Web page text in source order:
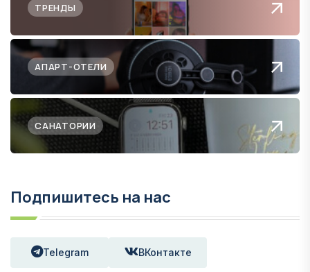
ТРЕНДЫ
АПАРТ-ОТЕЛИ
САНАТОРИИ
Подпишитесь на нас
Telegram ВКонтакте